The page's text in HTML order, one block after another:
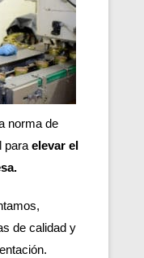
norma de
para elevar el
de calidad y